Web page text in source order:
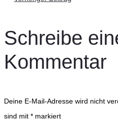
Schreibe
Kommentar
Deine E-Mail-Adresse wird nicht
sind mit * markiert